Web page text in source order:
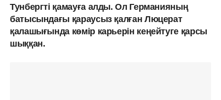
Тунбергті қамауға алды. Ол Германияның
батысындағы қараусыз қалған Люцерат
қалашығында көмір карьерін кеңейтуге қарсы
шыққан.